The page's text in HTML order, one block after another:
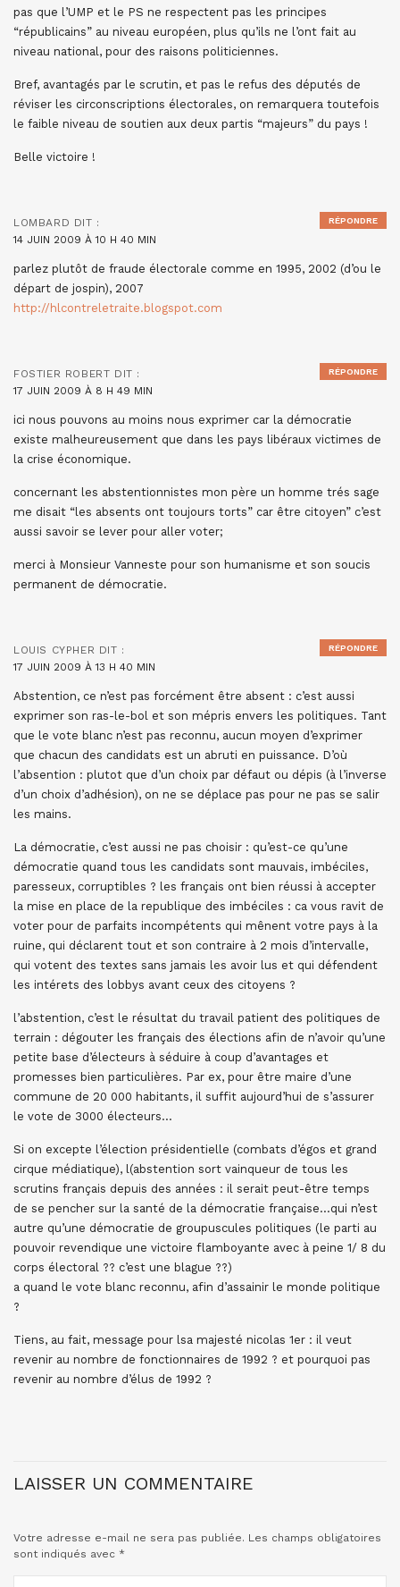
pas que l’UMP et le PS ne respectent pas les principes
“républicains” au niveau européen, plus qu’ils ne l’ont fait au
niveau national, pour des raisons politiciennes.
Bref, avantagés par le scrutin, et pas le refus des députés de
réviser les circonscriptions électorales, on remarquera toutefois
le faible niveau de soutien aux deux partis “majeurs” du pays !
Belle victoire !
LOMBARD DIT :
14 JUIN 2009 À 10 H 40 MIN
parlez plutôt de fraude électorale comme en 1995, 2002 (d’ou le
départ de jospin), 2007
http://hlcontreletraite.blogspot.com
RÉPONDRE
FOSTIER ROBERT DIT :
17 JUIN 2009 À 8 H 49 MIN
ici nous pouvons au moins nous exprimer car la démocratie
existe malheureusement que dans les pays libéraux victimes de
la crise économique.
concernant les abstentionnistes mon père un homme trés sage
me disait “les absents ont toujours torts” car être citoyen” c’est
aussi savoir se lever pour aller voter;
merci à Monsieur Vanneste pour son humanisme et son soucis
permanent de démocratie.
RÉPONDRE
LOUIS CYPHER DIT :
17 JUIN 2009 À 13 H 40 MIN
Abstention, ce n’est pas forcément être absent : c’est aussi
exprimer son ras-le-bol et son mépris envers les politiques. Tant
que le vote blanc n’est pas reconnu, aucun moyen d’exprimer
que chacun des candidats est un abruti en puissance. D’où
l’absention : plutot que d’un choix par défaut ou dépis (à l’inverse
d’un choix d’adhésion), on ne se déplace pas pour ne pas se salir
les mains.
La démocratie, c’est aussi ne pas choisir : qu’est-ce qu’une
démocratie quand tous les candidats sont mauvais, imbéciles,
paresseux, corruptibles ? les français ont bien réussi à accepter
la mise en place de la republique des imbéciles : ca vous ravit de
voter pour de parfaits incompétents qui mênent votre pays à la
ruine, qui déclarent tout et son contraire à 2 mois d’intervalle,
qui votent des textes sans jamais les avoir lus et qui défendent
les intérets des lobbys avant ceux des citoyens ?
l’abstention, c’est le résultat du travail patient des politiques de
terrain : dégouter les français des élections afin de n’avoir qu’une
petite base d’électeurs à séduire à coup d’avantages et
promesses bien particulières. Par ex, pour être maire d’une
commune de 20 000 habitants, il suffit aujourd’hui de s’assurer
le vote de 3000 électeurs…
Si on excepte l’élection présidentielle (combats d’égos et grand
cirque médiatique), l(abstention sort vainqueur de tous les
scrutins français depuis des années : il serait peut-être temps
de se pencher sur la santé de la démocratie française…qui n’est
autre qu’une démocratie de groupuscules politiques (le parti au
pouvoir revendique une victoire flamboyante avec à peine 1/ 8 du
corps électoral ?? c’est une blague ??)
a quand le vote blanc reconnu, afin d’assainir le monde politique
?
Tiens, au fait, message pour lsa majesté nicolas 1er : il veut
revenir au nombre de fonctionnaires de 1992 ? et pourquoi pas
revenir au nombre d’élus de 1992 ?
RÉPONDRE
LAISSER UN COMMENTAIRE
Votre adresse e-mail ne sera pas publiée. Les champs obligatoires
sont indiqués avec *